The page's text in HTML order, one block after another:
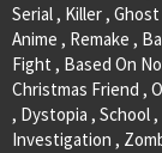
Serial , Killer ,
Anime , Remake ,
Fight , Based On
Christmas Friend ,
, Dystopia , School
Investigation ,